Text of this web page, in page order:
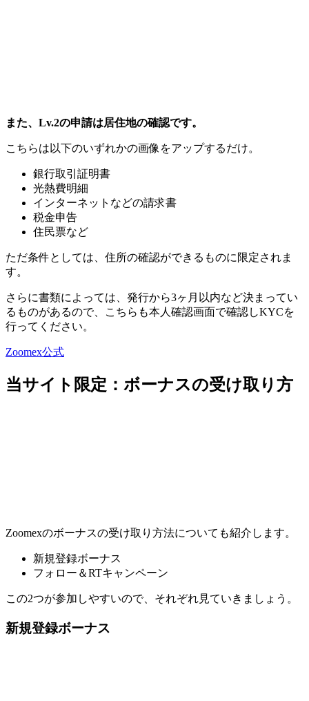
また、Lv.2の申請は居住地の確認です。
こちらは以下のいずれかの画像をアップするだけ。
銀行取引証明書
光熱費明細
インターネットなどの請求書
税金申告
住民票など
ただ条件としては、住所の確認ができるものに限定されま
す。
さらに書類によっては、発行から3ヶ月以内など決まってい
るものがあるので、こちらも本人確認画面で確認しKYCを
行ってください。
Zoomex公式
当サイト限定：ボーナスの受け取り方
Zoomexのボーナスの受け取り方法についても紹介します。
新規登録ボーナス
フォロー＆RTキャンペーン
この2つが参加しやすいので、それぞれ見ていきましょう。
新規登録ボーナス